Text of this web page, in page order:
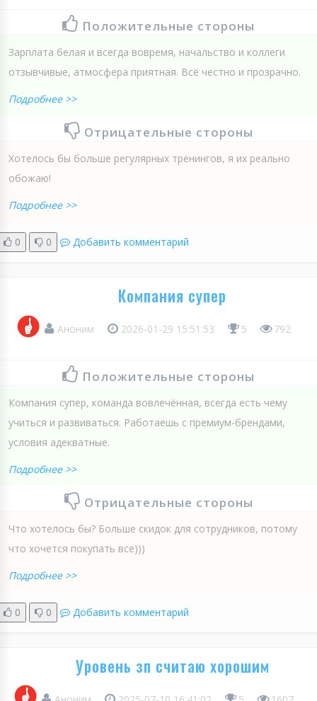
Положительные стороны
Зарплата белая и всегда вовремя, начальство и коллеги
отзывчивые, атмосфера приятная. Всё честно и прозрачно.
Подробнее >>
Отрицательные стороны
Хотелось бы больше регулярных тренингов, я их реально
обожаю!
Подробнее >>
0 0 Добавить комментарий
Компания супер
Аноним 2026-01-29 15:51:53 5 792
Положительные стороны
Компания супер, команда вовлечённая, всегда есть чему
учиться и развиваться. Работаешь с премиум-брендами,
условия адекватные.
Подробнее >>
Отрицательные стороны
Что хотелось бы? Больше скидок для сотрудников, потому
что хочется покупать все)))
Подробнее >>
0 0 Добавить комментарий
Уровень зп считаю хорошим